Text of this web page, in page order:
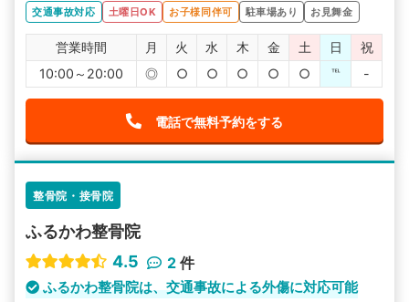
交通事故対応 土曜日OK お子様同伴可 駐車場あり お見舞金
営業時間 月 火 水 木 金 土 日
祝
10:00～20:00
◎ ○ ○ ○ ○ ○ ℡ -
電話で無料予約をする
整骨院・接骨院
ふるかわ整骨院
4.5
2 件
ふるかわ整骨院は、交通事故による外傷に対応可能